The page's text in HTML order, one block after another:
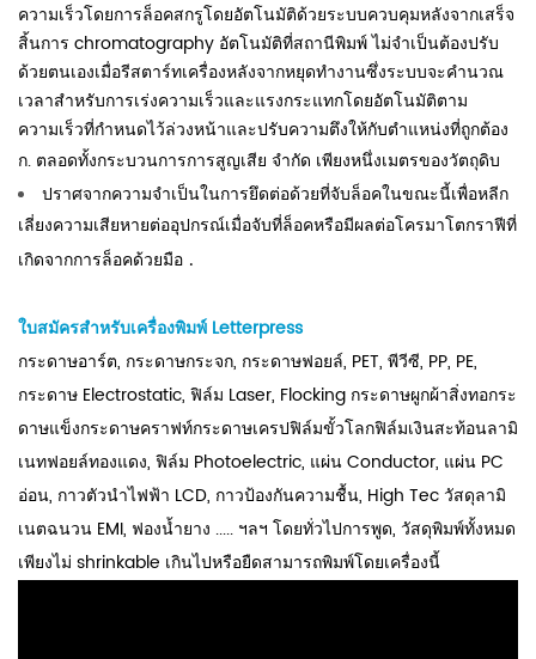
ความเร็วโดยการล็อคสกรูโดยอัตโนมัติด้วยระบบควบคุมหลังจากเสร็จ
สิ้นการ chromatography อัตโนมัติที่สถานีพิมพ์ ไม่จำเป็นต้องปรับ
ด้วยตนเองเมื่อรีสตาร์ทเครื่องหลังจากหยุดทำงานซึ่งระบบจะคำนวณ
เวลาสำหรับการเร่งความเร็วและแรงกระแทกโดยอัตโนมัติตาม
ความเร็วที่กำหนดไว้ล่วงหน้าและปรับความตึงให้กับตำแหน่งที่ถูกต้อง
ก. ตลอดทั้งกระบวนการการสูญเสีย จำกัด เพียงหนึ่งเมตรของวัตถุดิบ
ปราศจากความจำเป็นในการยึดต่อด้วยที่จับล็อคในขณะนี้เพื่อหลีก
เลี่ยงความเสียหายต่ออุปกรณ์เมื่อจับที่ล็อคหรือมีผลต่อโครมาโตกราฟีที่
เกิดจากการล็อคด้วยมือ .
ใบสมัครสำหรับเครื่องพิมพ์ Letterpress
กระดาษอาร์ต, กระดาษกระจก, กระดาษฟอยล์, PET, พีวีซี, PP, PE,
กระดาษ Electrostatic, ฟิล์ม Laser, Flocking กระดาษผูกผ้าสิ่งทอกระ
ดาษแข็งกระดาษคราฟท์กระดาษเครปฟิล์มขั้วโลกฟิล์มเงินสะท้อนลามิ
เนทฟอยล์ทองแดง, ฟิล์ม Photoelectric, แผ่น Conductor, แผ่น PC
อ่อน, กาวตัวนำไฟฟ้า LCD, กาวป้องกันความชื้น, High Tec วัสดุลามิ
เนตฉนวน EMI, ฟองน้ำยาง ..... ฯลฯ โดยทั่วไปการพูด, วัสดุพิมพ์ทั้งหมด
เพียงไม่ shrinkable เกินไปหรือยืดสามารถพิมพ์โดยเครื่องนี้